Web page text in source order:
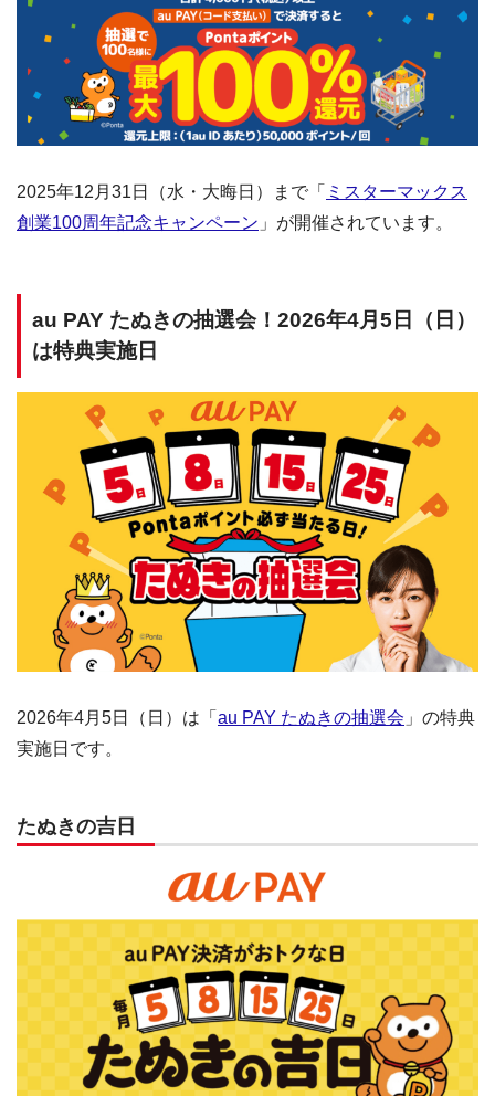
2025年12月31日（水・大晦日）まで「 ミスターマックス
創業100周年記念キャンペーン 」が開催されています。
au PAY たぬきの抽選会！2026年4月5日（日）
は特典実施日
2026年4月5日（日）は「 au PAY たぬきの抽選会 」の特典
実施日です。
たぬきの吉日